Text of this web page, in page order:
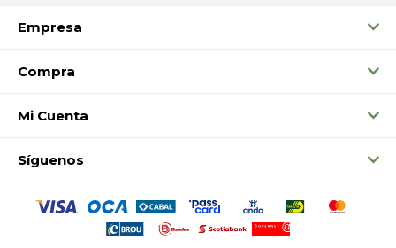
Empresa
Compra
Mi Cuenta
Síguenos